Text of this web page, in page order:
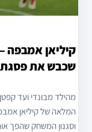
קיליאן אמבפה
שכבש את פסגת
מהילד מבונדי ועד
וסגנון המשחק שהפך